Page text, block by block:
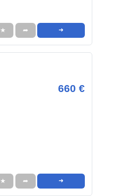
★ ➦ ➜
660 €
★ ➦ ➜